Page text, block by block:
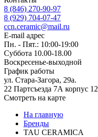
8 (846) 270-90-97
8 (929) 704-07-47
ccn.ceramic@mail.ru
E-mail адрес
Пн. - Пят.: 10:00-19:00
Суббота 10.00-18.00
Воскресенье-выходной
График работы
ул. Стара-Загора, 29а.
22 Партсъезда 7А корпус 12
Смотреть на карте
На главную
Бренды
TAU CERAMICA